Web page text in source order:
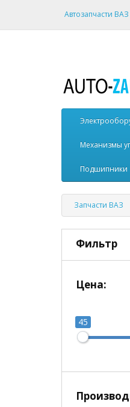
Автозапчасти ВАЗ
Механизмы
Подшипники
Запчасти ВАЗ
Фильтр
Цена:
45